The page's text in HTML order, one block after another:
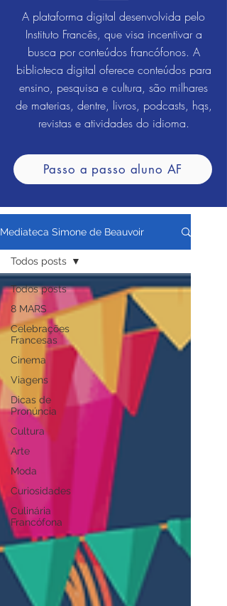
A plataforma digital desenvolvida pelo
Instituto Francês, que visa incentivar a
busca por conteúdos francófonos. A
biblioteca digital oferece conteúdos para
ensino, pesquisa e cultura, são milhares
de materias, dentre, livros, podcasts, hqs,
revistas e atividades do idioma.
Passo a passo aluno AF
Mediateca Simone de Beauvoir
Todos posts
8 MARS
Celebrações
Francesas
Cinema
Viagens
Dicas de
Pronúncia
Cultura
Arte
Moda
Curiosidades
Culinária
Francófona
Todos posts